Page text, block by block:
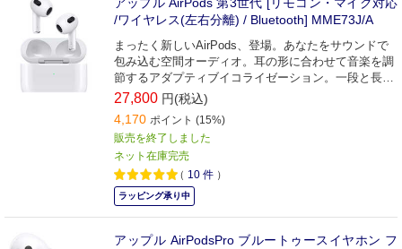
/ワイヤレス(左右分離) / Bluetooth] MME73J/A
まったく新しいAirPods、登場。あなたをサウンドで
包み込む空間オーディオ。耳の形に合わせて音楽を調
節するアダプティブイコライゼーション。一段と長持
ちするバッテリー
27,800 円(税込)
4,170 ポイント (15%)
販売を終了しました
ネット在庫完売
（ 10 件 ）
ラッピング承り中
アップル AirPodsPro ブルートゥースイヤホン フ